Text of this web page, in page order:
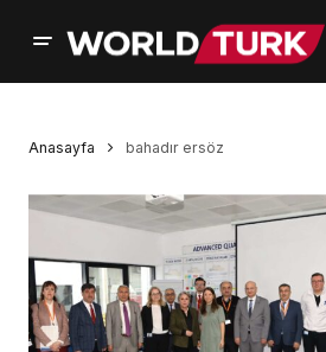
Anasayfa bahadır ersöz